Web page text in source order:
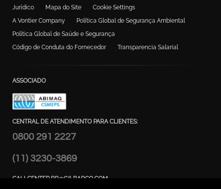
Jurídico
Mapa do Site
Cookie Settings
A Vontier Company
Política Global de Segurança Ambiental
Política Global de Saúde e Segurança
Código de Conduta do Fornecedor
Transparencia Salarial
ASSOCIADO
CENTRAL DE ATENDIMENTO PARA CLIENTES:
0800 291 2227
(11) 3230-3869
CALLCENTER.BR@GILBARCO.COM